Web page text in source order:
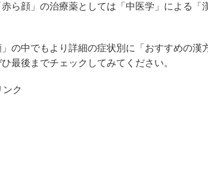
ら顔」の治療薬としては「中医学」による「
の中でもより詳細の症状別に「おすすめの漢
最後までチェックしてみてください。
ク